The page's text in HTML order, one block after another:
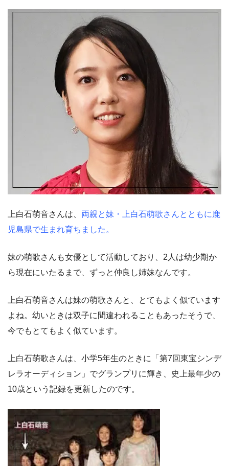
上白石萌音さんは、 両親と妹・上白石萌歌さんとともに鹿
児島県で生まれ育ちました。
妹の萌歌さんも女優として活動しており、2人は幼少期か
ら現在にいたるまで、ずっと仲良し姉妹なんです。
上白石萌音さんは妹の萌歌さんと、とてもよく似ています
よね。幼いときは双子に間違われることもあったそうで、
今でもとてもよく似ています。
上白石萌歌さんは、小学5年生のときに「第7回東宝シンデ
レラオーディション」でグランプリに輝き、史上最年少の
10歳という記録を更新したのです。